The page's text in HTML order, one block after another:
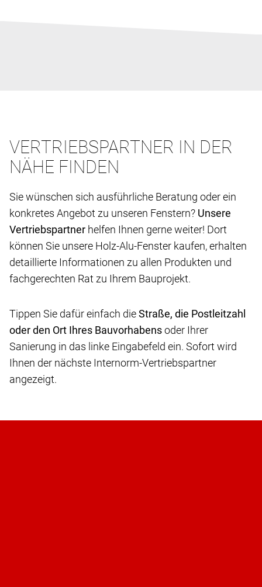
VERTRIEBSPARTNER IN DER
NÄHE FINDEN
Sie wünschen sich ausführliche Beratung oder ein
konkretes Angebot zu unseren Fenstern? Unsere
Vertriebspartner helfen Ihnen gerne weiter! Dort
können Sie unsere Holz-Alu-Fenster kaufen, erhalten
detaillierte Informationen zu allen Produkten und
fachgerechten Rat zu Ihrem Bauprojekt.
Tippen Sie dafür einfach dieStraße, die Postleitzahl
oder den Ort Ihres Bauvorhabensoder Ihrer
Sanierung in das linke Eingabefeld ein. Sofort wird
Ihnen der nächste Internorm-Vertriebspartner
angezeigt.